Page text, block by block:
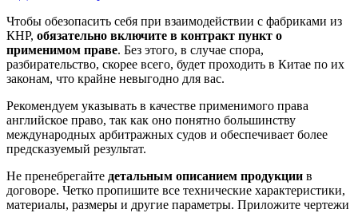
Чтобы обезопасить себя при взаимодействии с фабриками из
КНР, обязательно включите в контракт пункт о
применимом праве. Без этого, в случае спора,
разбирательство, скорее всего, будет проходить в Китае по их
законам, что крайне невыгодно для вас.
Рекомендуем указывать в качестве применимого права
английское право, так как оно понятно большинству
международных арбитражных судов и обеспечивает более
предсказуемый результат.
Не пренебрегайте детальным описанием продукции в
договоре. Четко пропишите все технические характеристики,
материалы, размеры и другие параметры. Приложите чертежи